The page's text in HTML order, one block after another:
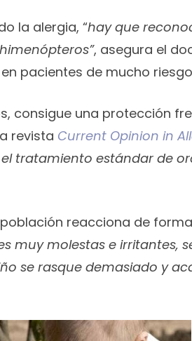
la alergia, “hay que
, asegura el
pacientes de mucho
consigue una protección
revista Current Opinion in
tratamiento estándar de
reacciona de
muy molestas e irritantes,
se rasque demasiado y